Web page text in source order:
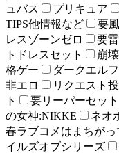
ュバス
プリキュア
TIPS他情報など
要
レスゾーンゼロ
要
トドレスセット
崩
格ゲー
ダークエルフ
非エロ
リクエスト
ト
要リーパーセット
の女神:NIKKE
ネオ
春ラブコメはまちがっ
イルズオブシリーズ